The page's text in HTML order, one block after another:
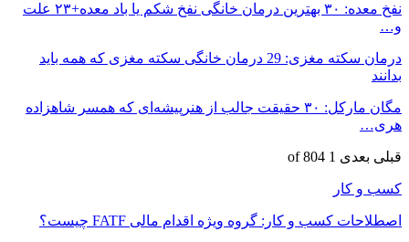
نفخ معده: ۳۰ بهترین درمان خانگی نفخ شکم یا باد معده+۲۳ علت
و…
درمان سکته مغزی: 29 درمان خانگی سکته مغزی که همه باید
بدانند
مگان مارکل: ۳۰ حقیقت جالب از هنرپیشه‌ای که همسر شاهزاده
هری…
قبلی بعدی 1 of 804
کسب و کار
اصطلاحات کسب و کار: گروه ویژه اقدام مالی FATF چیست؟